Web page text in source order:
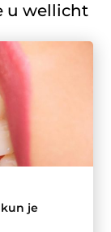
u wellicht
je